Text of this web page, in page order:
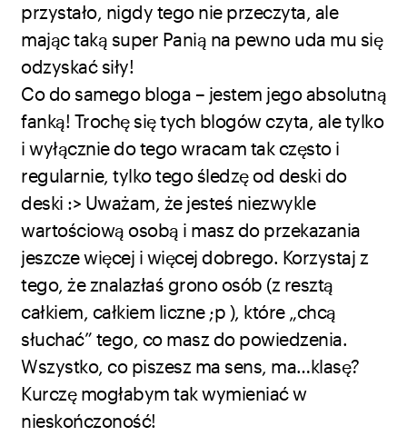
przystało, nigdy tego nie przeczyta, ale
mając taką super Panią na pewno uda mu się
odzyskać siły!
Co do samego bloga – jestem jego absolutną
fanką! Trochę się tych blogów czyta, ale tylko
i wyłącznie do tego wracam tak często i
regularnie, tylko tego śledzę od deski do
deski :> Uważam, że jesteś niezwykle
wartościową osobą i masz do przekazania
jeszcze więcej i więcej dobrego. Korzystaj z
tego, że znalazłaś grono osób (z resztą
całkiem, całkiem liczne ;p ), które „chcą
słuchać” tego, co masz do powiedzenia.
Wszystko, co piszesz ma sens, ma…klasę?
Kurczę mogłabym tak wymieniać w
nieskończoność!